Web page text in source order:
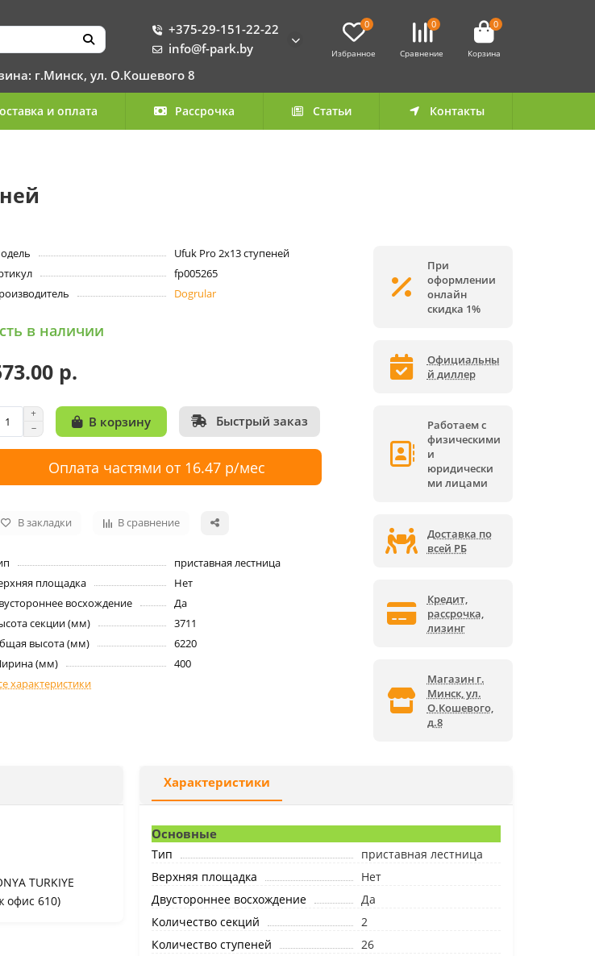
+375-29-151-22-22
info@f-park.by
0
Избранное
0
Сравнение
0
Корзина
г.Минск, ул. О.Кошевого 8
и оплата Рассрочка Статьи Контакты
Ufuk Pro 2x13 ступеней
fp005265
Dogrular
в наличии
р.
В корзину Быстрый заказ
Оплата частями от 16.47 р/мес
В закладки В сравнение
приставная лестница
площадка
Нет
восхождение
Да
секции (мм)
3711
высота (мм)
6220
(мм)
400
характеристики
При
оформлении
онлайн
скидка 1%
Официальны
й диллер
Работаем с
физическими
и
юридически
ми лицами
Доставка по
всей РБ
Кредит,
рассрочка,
лизинг
Магазин г.
Минск, ул.
О.Кошевого,
д.8
TURKIYE
офис 610)
Характеристики
Основные
Тип
приставная лестница
Верхняя площадка
Нет
Двустороннее восхождение
Да
Количество секций
2
Количество ступеней
26